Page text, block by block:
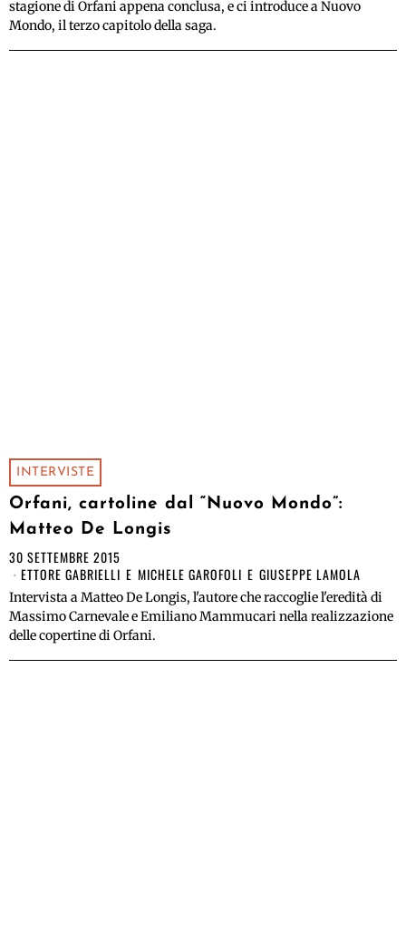
stagione di Orfani appena conclusa, e ci introduce a Nuovo
Mondo, il terzo capitolo della saga.
INTERVISTE
Orfani, cartoline dal “Nuovo Mondo”:
Matteo De Longis
30 SETTEMBRE 2015
ETTORE GABRIELLI E MICHELE GAROFOLI E GIUSEPPE LAMOLA
Intervista a Matteo De Longis, l'autore che raccoglie l'eredità di
Massimo Carnevale e Emiliano Mammucari nella realizzazione
delle copertine di Orfani.